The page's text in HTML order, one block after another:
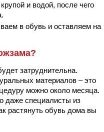
и водой, после чего
в обувь и оставляем на
затруднительна.
материалов – это
можно около месяца.
даже специалисты из
растянуть обувь дома вы